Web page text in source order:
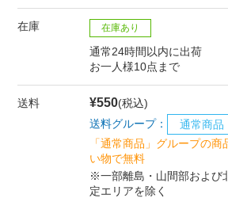
在庫 在庫あり
通常24時間以内に出荷
お一人様10点まで
送料 ¥550(税込)
送料グループ：
通常商品
「通常商品」グループの
い物で無料
※一部離島・山間部および
定エリアを除く